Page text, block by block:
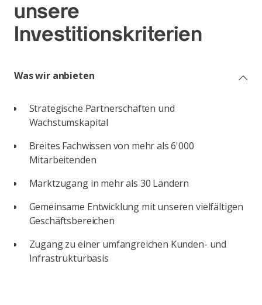
unsere
Investitionskriterien
Was wir anbieten
Strategische Partnerschaften und
Wachstumskapital
Breites Fachwissen von mehr als 6'000
Mitarbeitenden
Marktzugang in mehr als 30 Ländern
Gemeinsame Entwicklung mit unseren vielfältigen
Geschäftsbereichen
Zugang zu einer umfangreichen Kunden- und
Infrastrukturbasis